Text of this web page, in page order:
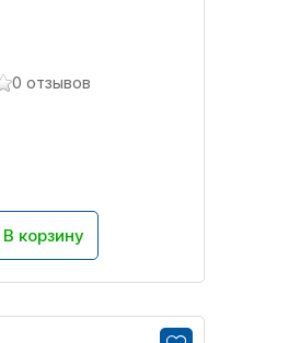
0 отзывов
В корзину